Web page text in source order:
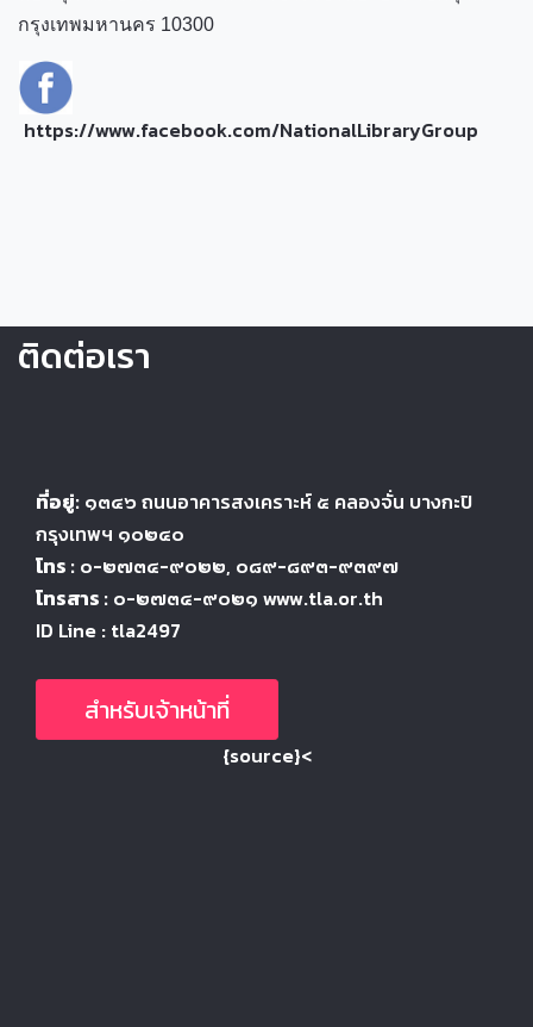
กรุงเทพมหานคร 10300
https://www.facebook.com/NationalLibraryGroup
ติดต่อเรา
ที่อยู่: ๑๓๔๖ ถนนอาคารสงเคราะห์ ๕ คลองจั่น บางกะปิ
กรุงเทพฯ ๑๐๒๔๐
โทร : ๐-๒๗๓๔-๙๐๒๒, ๐๘๙-๘๙๓-๙๓๙๗
โทรสาร : ๐-๒๗๓๔-๙๐๒๑ www.tla.or.th
ID Line : tla2497
สำหรับเจ้าหน้าที่
{source}<